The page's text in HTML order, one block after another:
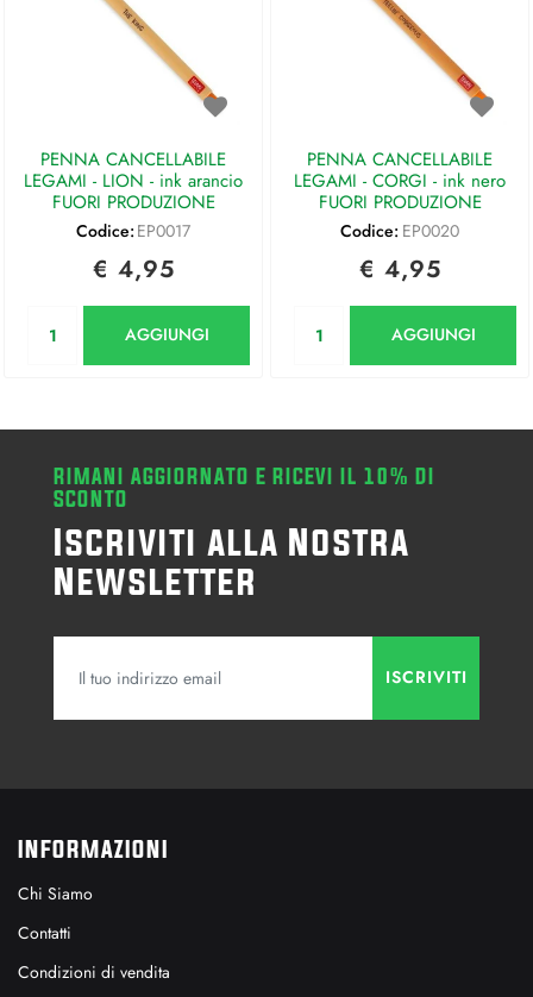
PENNA CANCELLABILE
LEGAMI - LION - ink arancio
FUORI PRODUZIONE
Codice: EP0017
€ 4,95
AGGIUNGI
PENNA CANCELLABILE
LEGAMI - CORGI - ink nero
FUORI PRODUZIONE
Codice: EP0020
€ 4,95
AGGIUNGI
RIMANI AGGIORNATO E RICEVI IL 10% DI
SCONTO
Iscriviti alla Nostra
Newsletter
INFORMAZIONI
Chi Siamo
Contatti
Condizioni di vendita